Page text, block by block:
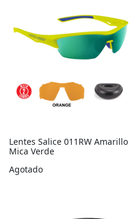
Lentes Salice 011RW Amarillo
Mica Verde
Agotado